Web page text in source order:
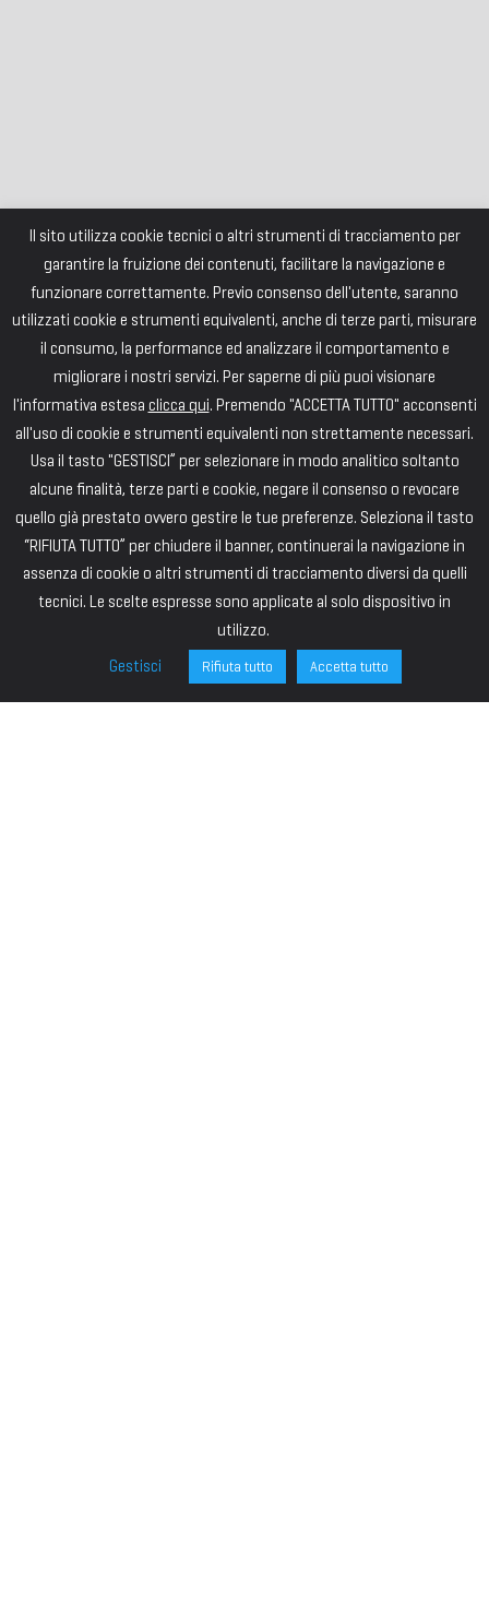
Il sito utilizza cookie tecnici o altri strumenti di tracciamento per
garantire la fruizione dei contenuti, facilitare la navigazione e
funzionare correttamente. Previo consenso dell'utente, saranno
utilizzati cookie e strumenti equivalenti, anche di terze parti, misurare
il consumo, la performance ed analizzare il comportamento e
migliorare i nostri servizi. Per saperne di più puoi visionare
l'informativa estesa clicca qui. Premendo "ACCETTA TUTTO" acconsenti
all'uso di cookie e strumenti equivalenti non strettamente necessari.
Usa il tasto "GESTISCI” per selezionare in modo analitico soltanto
alcune finalità, terze parti e cookie, negare il consenso o revocare
quello già prestato ovvero gestire le tue preferenze. Seleziona il tasto
“RIFIUTA TUTTO” per chiudere il banner, continuerai la navigazione in
assenza di cookie o altri strumenti di tracciamento diversi da quelli
tecnici. Le scelte espresse sono applicate al solo dispositivo in
utilizzo.
Gestisci
Rifiuta tutto Accetta tutto